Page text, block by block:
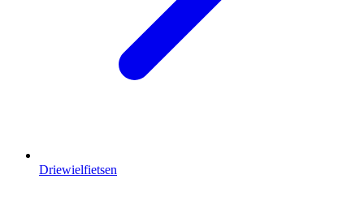
Driewielfietsen